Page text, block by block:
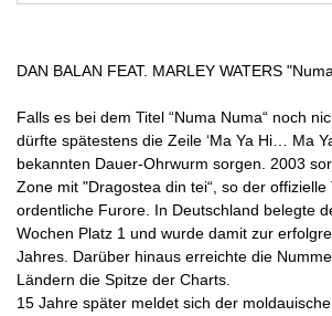
DAN BALAN FEAT. MARLEY WATERS
Falls es bei dem Titel “Numa Numa“ noch
dürfte spätestens die Zeile ‘Ma Ya Hi… Ma
bekannten Dauer-Ohrwurm sorgen. 2003
Zone mit "Dragostea din tei“, so der
ordentliche Furore. In Deutschland belegte
Wochen Platz 1 und wurde damit zur
Jahres. Darüber hinaus erreichte die
Ländern die Spitze der Charts.
15 Jahre später meldet sich der